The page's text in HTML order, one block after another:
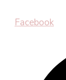
Facebook